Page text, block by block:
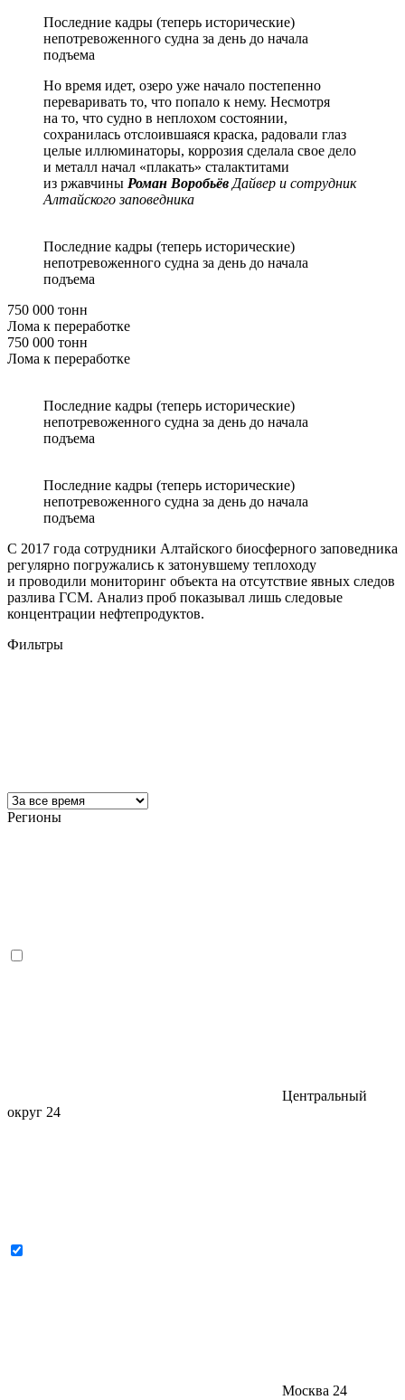
Последние кадры (теперь исторические)
непотревоженного судна за день до начала
подъема
Но время идет, озеро уже начало постепенно
переваривать то, что попало к нему. Несмотря
на то, что судно в неплохом состоянии,
сохранилась отслоившаяся краска, радовали глаз
целые иллюминаторы, коррозия сделала свое дело
и металл начал «плакать» сталактитами
из ржавчины Роман Воробьёв Дайвер и сотрудник
Алтайского заповедника
Последние кадры (теперь исторические)
непотревоженного судна за день до начала
подъема
750 000 тонн
Лома к переработке
750 000 тонн
Лома к переработке
Последние кадры (теперь исторические)
непотревоженного судна за день до начала
подъема
Последние кадры (теперь исторические)
непотревоженного судна за день до начала
подъема
С 2017 года сотрудники Алтайского биосферного заповедника
регулярно погружались к затонувшему теплоходу
и проводили мониторинг объекта на отсутствие явных следов
разлива ГСМ. Анализ проб показывал лишь следовые
концентрации нефтепродуктов.
Фильтры
Регионы
Центральный
округ 24
Москва 24